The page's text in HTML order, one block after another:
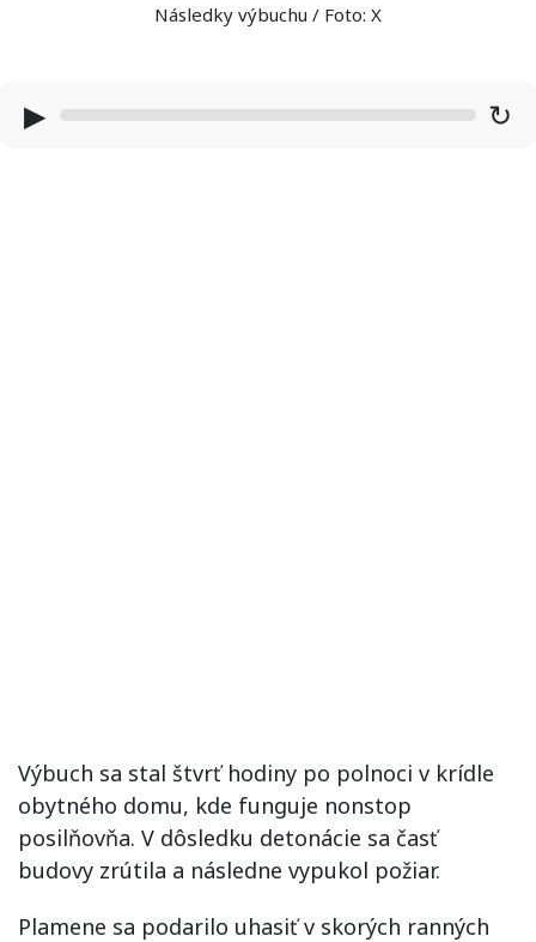
Následky výbuchu / Foto: X
▶ ↻
Výbuch sa stal štvrť hodiny po polnoci v krídle
obytného domu, kde funguje nonstop
posilňovňa. V dôsledku detonácie sa časť
budovy zrútila a následne vypukol požiar.
Plamene sa podarilo uhasiť v skorých ranných